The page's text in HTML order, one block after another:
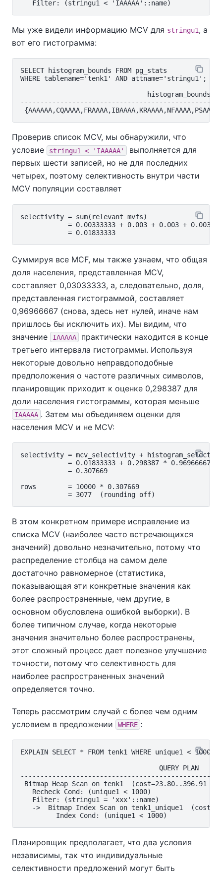
Мы уже видели информацию MCV для stringu1, а
вот его гистограмма:
SELECT histogram_bounds FROM pg_stats
WHERE tablename='tenk1' AND attname='stringu1';
                                histogram_bounds
Проверив список MCV, мы обнаружили, что
условие
stringu1 < 'IAAAAA'
выполняется для
первых шести записей, но не для последних
четырех, поэтому селективность внутри части
MCV популяции составляет
selectivity = sum(relevant mvfs)
= 0.00333333 + 0.003 + 0.003 + 0.003 +
Суммируя все MCF, мы также узнаем, что общая
доля населения, представленная MCV,
составляет 0,03033333, а, следовательно, доля,
представленная гистограммой, составляет
0,96966667 (снова, здесь нет нулей, иначе нам
пришлось бы исключить их). Мы видим, что
значение
IAAAAA
практически находится в конце
третьего интервала гистограммы. Используя
некоторые довольно неправдоподобные
предположения о частоте различных символов,
планировщик приходит к оценке 0,298387 для
доли населения гистограммы, которая меньше
IAAAAA . Затем мы объединяем оценки для
населения MCV и не MCV:
selectivity = mcv_selectivity +
            = 0.01833333 + 0.298387 * 0.96966667
            = 0.307669
rows        = 10000 * 0.307669
В этом конкретном примере исправление из
списка MCV (наиболее часто встречающихся
значений) довольно незначительно, потому что
распределение столбца на самом деле
достаточно равномерное (статистика,
показывающая эти конкретные значения как
более распространенные, чем другие, в
основном обусловлена ошибкой выборки). В
более типичном случае, когда некоторые
значения значительно более распространены,
этот сложный процесс дает полезное улучшение
точности, потому что селективность для
наиболее распространенных значений
определяется точно.
Теперь рассмотрим случай с более чем одним
условием в предложении
WHERE :
EXPLAIN SELECT * FROM tenk1 WHERE unique1 <
                                   QUERY PLAN
Bitmap Heap Scan on tenk1  (cost=23.80..396.91
   Recheck Cond: (unique1 < 1000)
   Filter: (stringu1 = 'xxx'::name)
->  Bitmap Index Scan on tenk1_unique1
Планировщик предполагает, что два условия
независимы, так что индивидуальные
селективности предложений могут быть